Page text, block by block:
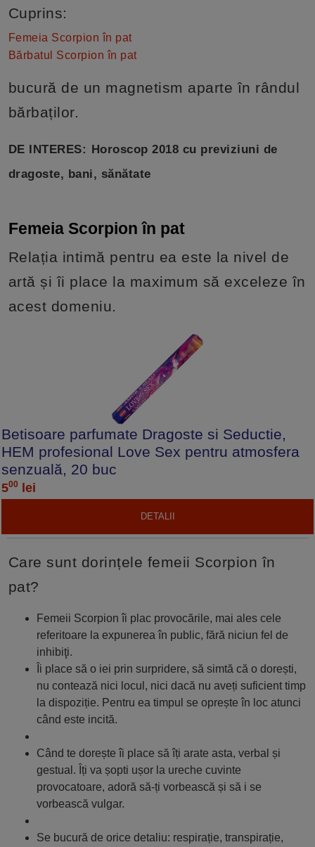
Cuprins:
Femeia Scorpion în pat
Bărbatul Scorpion în pat
bucură de un magnetism aparte în rândul
bărbaților.
DE INTERES: Horoscop 2018 cu previziuni de
dragoste, bani, sănătate
Femeia Scorpion în pat
Relația intimă pentru ea este la nivel de
artă și îi place la maximum să exceleze în
acest domeniu.
Betisoare parfumate Dragoste si Seductie,
HEM profesional Love Sex pentru atmosfera
senzuală, 20 buc
500 lei
DETALII
Care sunt dorințele femeii Scorpion în
pat?
Femeii Scorpion îi plac provocările, mai ales cele
referitoare la expunerea în public, fără niciun fel de
inhibiţi.
Îi place să o iei prin surpridere, să simtă că o dorești,
nu contează nici locul, nici dacă nu aveți suficient timp
la dispoziție. Pentru ea timpul se oprește în loc atunci
când este incită.
Când te dorește îi place să îți arate asta, verbal și
gestual. Îți va șopti ușor la ureche cuvinte
provocatoare, adoră să-ți vorbească și să i se
vorbească vulgar.
Se bucură de orice detaliu: respirație, transpirație,